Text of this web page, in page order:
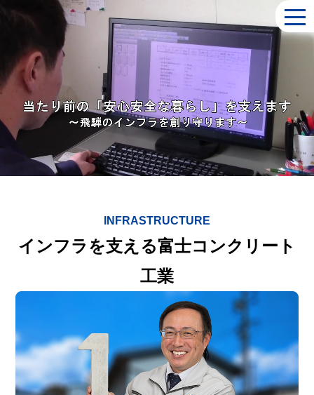
INFRASTRUCTURE
インフラを支える富士コンクリート
工業